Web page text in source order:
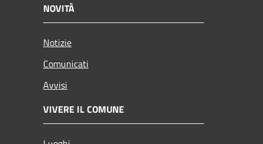
NOVITÀ
Notizie
Comunicati
Avvisi
VIVERE IL COMUNE